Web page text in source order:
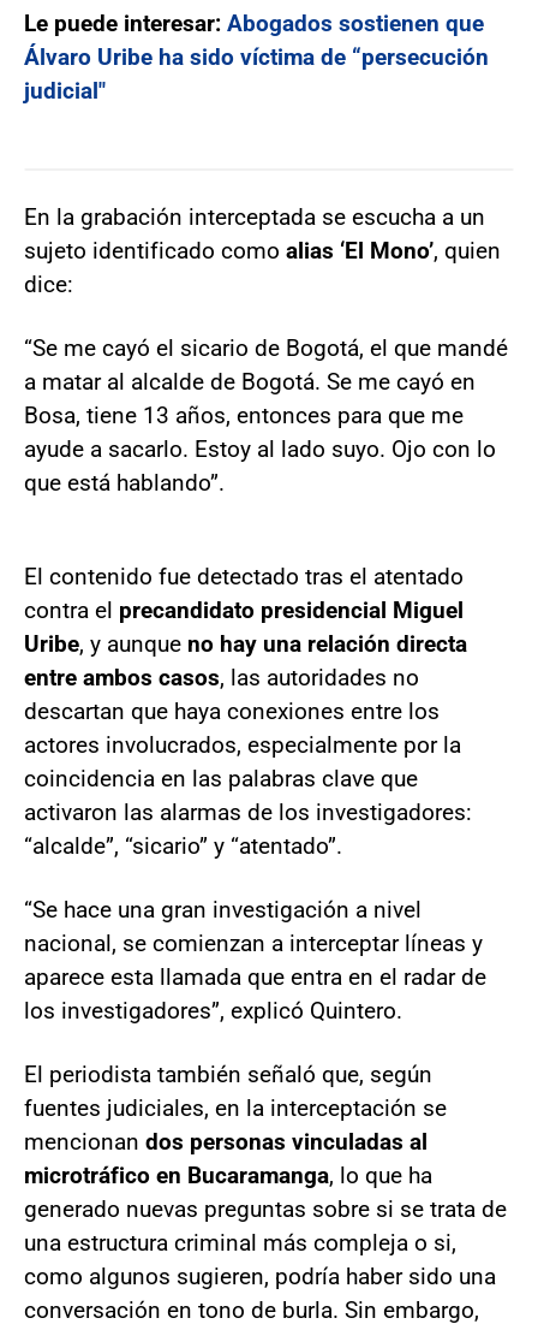
Le puede interesar: Abogados sostienen que
Álvaro Uribe ha sido víctima de “persecución
judicial"
En la grabación interceptada se escucha a un
sujeto identificado como alias ‘El Mono’, quien
dice:
“Se me cayó el sicario de Bogotá, el que mandé
a matar al alcalde de Bogotá. Se me cayó en
Bosa, tiene 13 años, entonces para que me
ayude a sacarlo. Estoy al lado suyo. Ojo con lo
que está hablando”.
El contenido fue detectado tras el atentado
contra el precandidato presidencial Miguel
Uribe, y aunque no hay una relación directa
entre ambos casos, las autoridades no
descartan que haya conexiones entre los
actores involucrados, especialmente por la
coincidencia en las palabras clave que
activaron las alarmas de los investigadores:
“alcalde”, “sicario” y “atentado”.
“Se hace una gran investigación a nivel
nacional, se comienzan a interceptar líneas y
aparece esta llamada que entra en el radar de
los investigadores”, explicó Quintero.
El periodista también señaló que, según
fuentes judiciales, en la interceptación se
mencionan dos personas vinculadas al
microtráfico en Bucaramanga, lo que ha
generado nuevas preguntas sobre si se trata de
una estructura criminal más compleja o si,
como algunos sugieren, podría haber sido una
conversación en tono de burla. Sin embargo,